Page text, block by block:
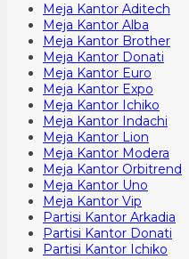
Meja Kantor Aditech
Meja Kantor Alba
Meja Kantor Brother
Meja Kantor Donati
Meja Kantor Euro
Meja Kantor Expo
Meja Kantor Ichiko
Meja Kantor Indachi
Meja Kantor Lion
Meja Kantor Modera
Meja Kantor Orbitrend
Meja Kantor Uno
Meja Kantor Vip
Partisi Kantor Arkadia
Partisi Kantor Donati
Partisi Kantor Ichiko